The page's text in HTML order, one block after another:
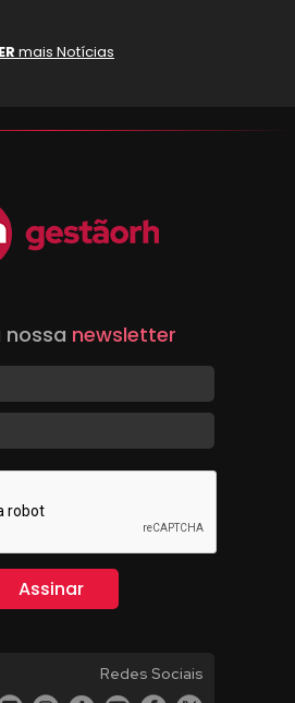
mais Notícias
nossa newsletter
Redes Sociais